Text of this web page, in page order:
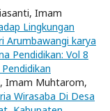
Imam
Lingkungan
Arumbawangi karya
Pendidikan: Vol 8
Imam Muhtarom,
Wirasaba Di Desa